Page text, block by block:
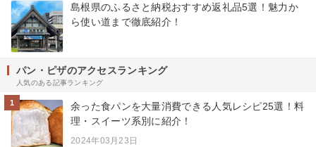
島根県のふるさと納税おすすめ返礼品5選！魅力か
ら使い道まで徹底紹介！
パン・ピザのアクセスランキング
人気のある記事ランキング
1
余った食パンを大量消費できる人気レシピ25選！料
理・スイーツ系別に紹介！
2024年03月23日